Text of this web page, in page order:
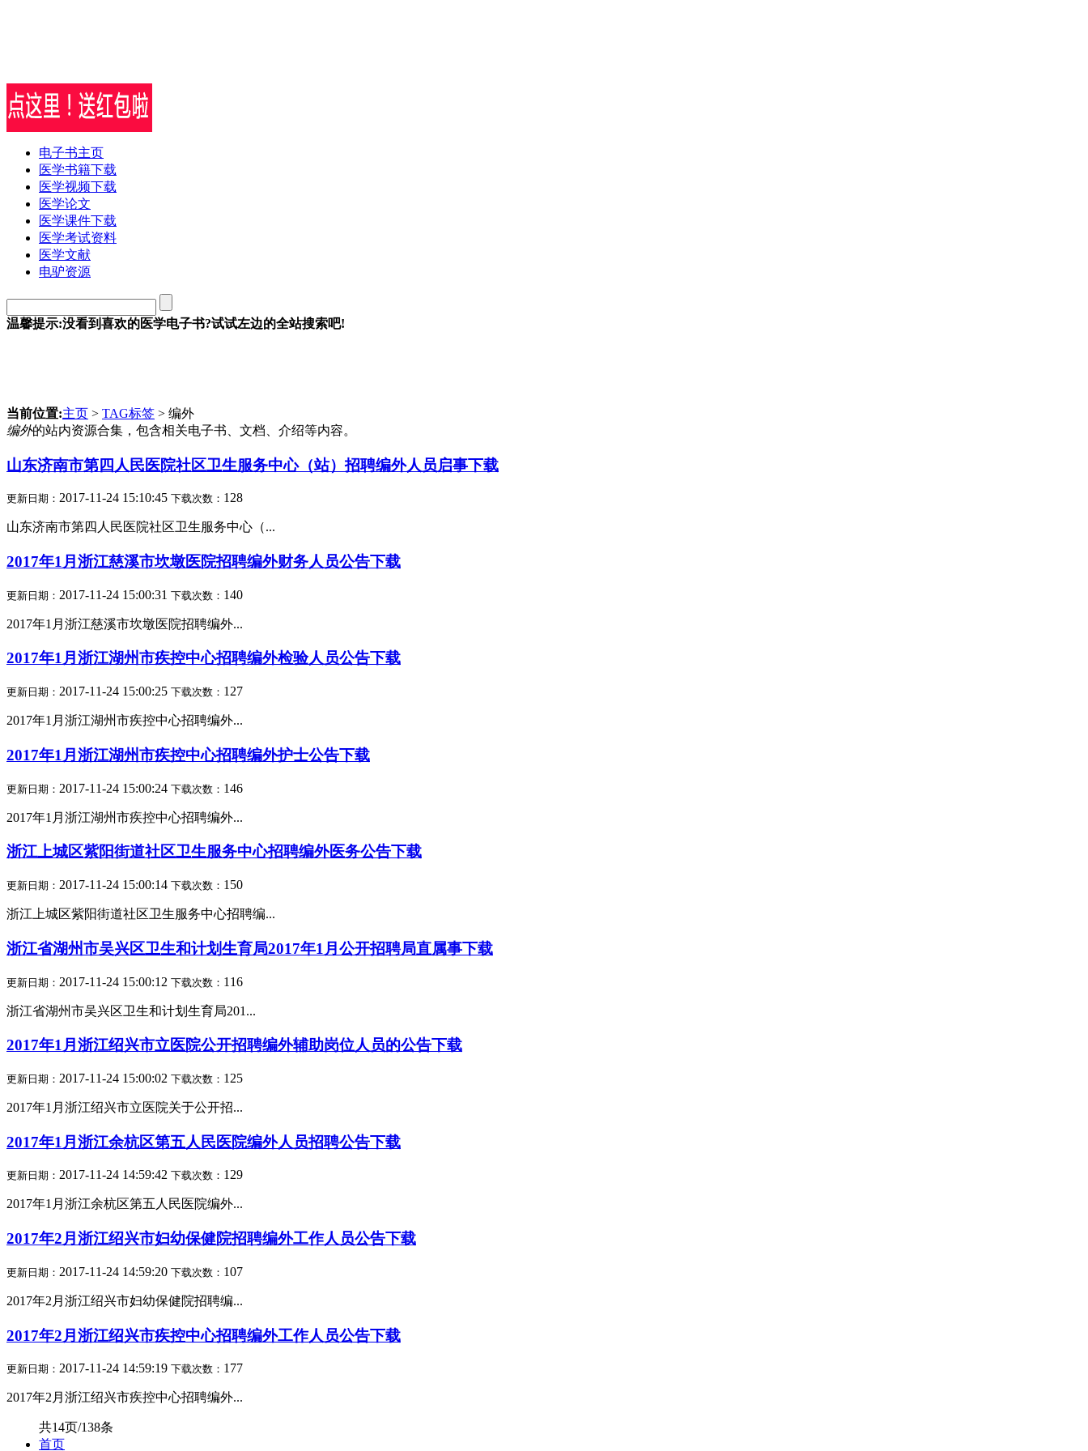
电子书主页
医学书籍下载
医学视频下载
医学论文
医学课件下载
医学考试资料
医学文献
电驴资源
温馨提示:没看到喜欢的医学电子书?试试左边的全站搜索吧!
当前位置:主页 > TAG标签 > 编外
编外的站内资源合集，包含相关电子书、文档、介绍等内容。
山东济南市第四人民医院社区卫生服务中心（站）招聘编外人员启事下载
更新日期： 2017-11-24 15:10:45 下载次数： 128
山东济南市第四人民医院社区卫生服务中心（...
2017年1月浙江慈溪市坎墩医院招聘编外财务人员公告下载
更新日期： 2017-11-24 15:00:31 下载次数： 140
2017年1月浙江慈溪市坎墩医院招聘编外...
2017年1月浙江湖州市疾控中心招聘编外检验人员公告下载
更新日期： 2017-11-24 15:00:25 下载次数： 127
2017年1月浙江湖州市疾控中心招聘编外...
2017年1月浙江湖州市疾控中心招聘编外护士公告下载
更新日期： 2017-11-24 15:00:24 下载次数： 146
2017年1月浙江湖州市疾控中心招聘编外...
浙江上城区紫阳街道社区卫生服务中心招聘编外医务公告下载
更新日期： 2017-11-24 15:00:14 下载次数： 150
浙江上城区紫阳街道社区卫生服务中心招聘编...
浙江省湖州市吴兴区卫生和计划生育局2017年1月公开招聘局直属事下载
更新日期： 2017-11-24 15:00:12 下载次数： 116
浙江省湖州市吴兴区卫生和计划生育局201...
2017年1月浙江绍兴市立医院公开招聘编外辅助岗位人员的公告下载
更新日期： 2017-11-24 15:00:02 下载次数： 125
2017年1月浙江绍兴市立医院关于公开招...
2017年1月浙江余杭区第五人民医院编外人员招聘公告下载
更新日期： 2017-11-24 14:59:42 下载次数： 129
2017年1月浙江余杭区第五人民医院编外...
2017年2月浙江绍兴市妇幼保健院招聘编外工作人员公告下载
更新日期： 2017-11-24 14:59:20 下载次数： 107
2017年2月浙江绍兴市妇幼保健院招聘编...
2017年2月浙江绍兴市疾控中心招聘编外工作人员公告下载
更新日期： 2017-11-24 14:59:19 下载次数： 177
2017年2月浙江绍兴市疾控中心招聘编外...
共14页/138条
首页